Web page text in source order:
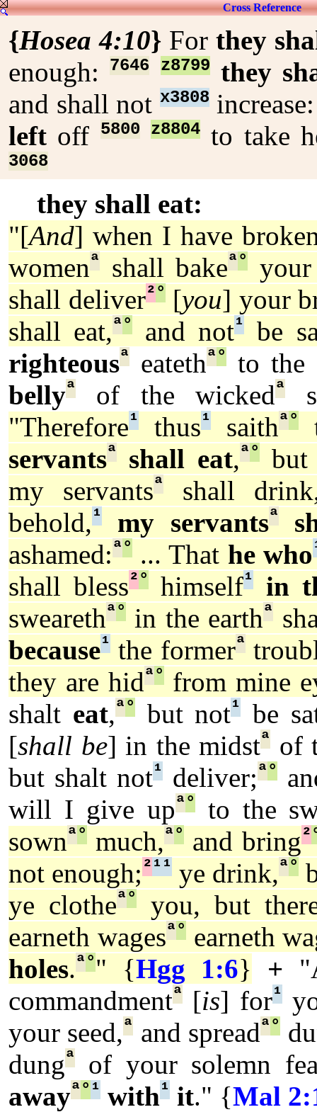
Cross Reference
{Hosea 4:10} For they
enough:
7646 z8799 they
and shall not x3808
left off 5800 z8804 to take
3068
they shall eat:
"[And] when I have
womenª shall bakeª°
shall deliver²°[you] your
shall eat,ª° and not¹
be
righteousª eatethª°
to the
bellyª of the wickedª
"Therefore¹ thus¹saithª°
servantsª shall eat,ª°but
my servantsª
shall
behold,¹ my servantsª
ashamed:ª° ... That he who
shall bless²°himself¹
in
swearethª° in the earthª
because¹ the formerª
they are hidª°from mine
shalt eat,ª°but not¹
be
[shall be] in the midstª of
but shalt not¹ deliver;ª°
will I give upª°to the
sownª° much,ª° and bring²
not enough; ²¹ ¹ ye drink,ª°
ye clotheª°you, but
earneth wagesª°earneth
holes.ª°" {Hgg 1:6} +
commandmentª [is] for¹
your seed,ª and spreadª°
dungª
of your solemn
awayª° ¹ with¹ it." {Mal